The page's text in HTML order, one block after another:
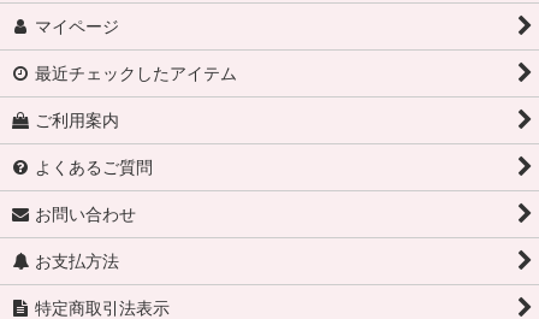
マイページ
最近チェックしたアイテム
ご利用案内
よくあるご質問
お問い合わせ
お支払方法
特定商取引法表示